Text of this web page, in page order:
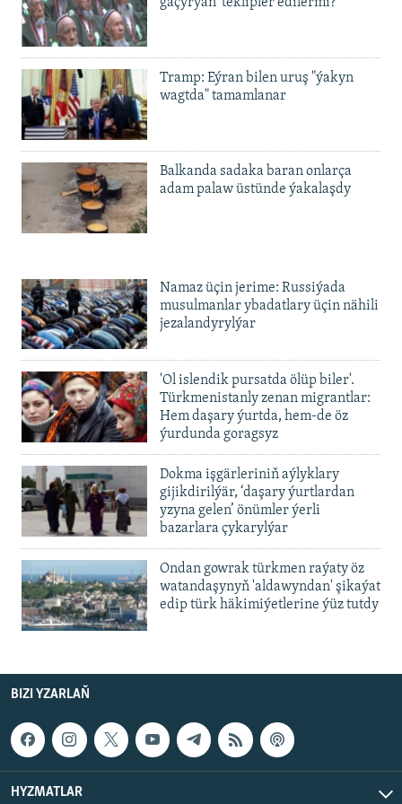
gaçyrýan' teklipler edilermi?
Tramp: Eýran bilen uruş "ýakyn
wagtda" tamamlanar
Balkanda sadaka baran onlarça
adam palaw üstünde ýakalaşdy
Namaz üçin jerime: Russiýada
musulmanlar ybadatlary üçin nähili
jezalandyrylýar
'Ol islendik pursatda ölüp biler'.
Türkmenistanly zenan migrantlar:
Hem daşary ýurtda, hem-de öz
ýurdunda goragsyz
Dokma işgärleriniň aýlyklary
gijikdirilýär, ‘daşary ýurtlardan
yzyna gelen’ önümler ýerli
bazarlara çykarylýar
Ondan gowrak türkmen raýaty öz
watandaşynyň 'aldawyndan' şikaýat
edip türk häkimiýetlerine ýüz tutdy
BIZI YZARLAŇ
HYZMATLAR